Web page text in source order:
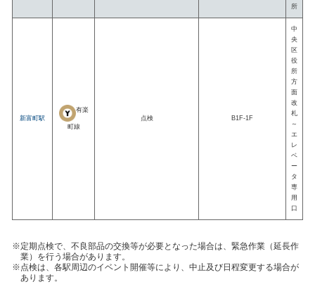
所
新富町駅
有楽
町線
点検 B1F-1F
中
央
区
役
所
方
面
改
札
～
エ
レ
ベ
ー
タ
専
用
口
定期点検で、不良部品の交換等が必要となった場合は、緊急作業（延長作
業）を行う場合があります。
点検は、各駅周辺のイベント開催等により、中止及び日程変更する場合が
あります。